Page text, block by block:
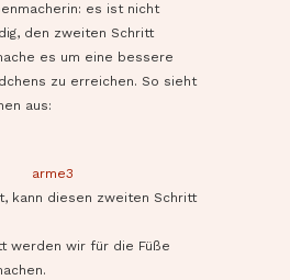
es ist nicht
den zweiten Schritt
es um eine bessere
zu erreichen. So sieht
aus:
kann diesen zweiten Schritt
werden wir für die Füße